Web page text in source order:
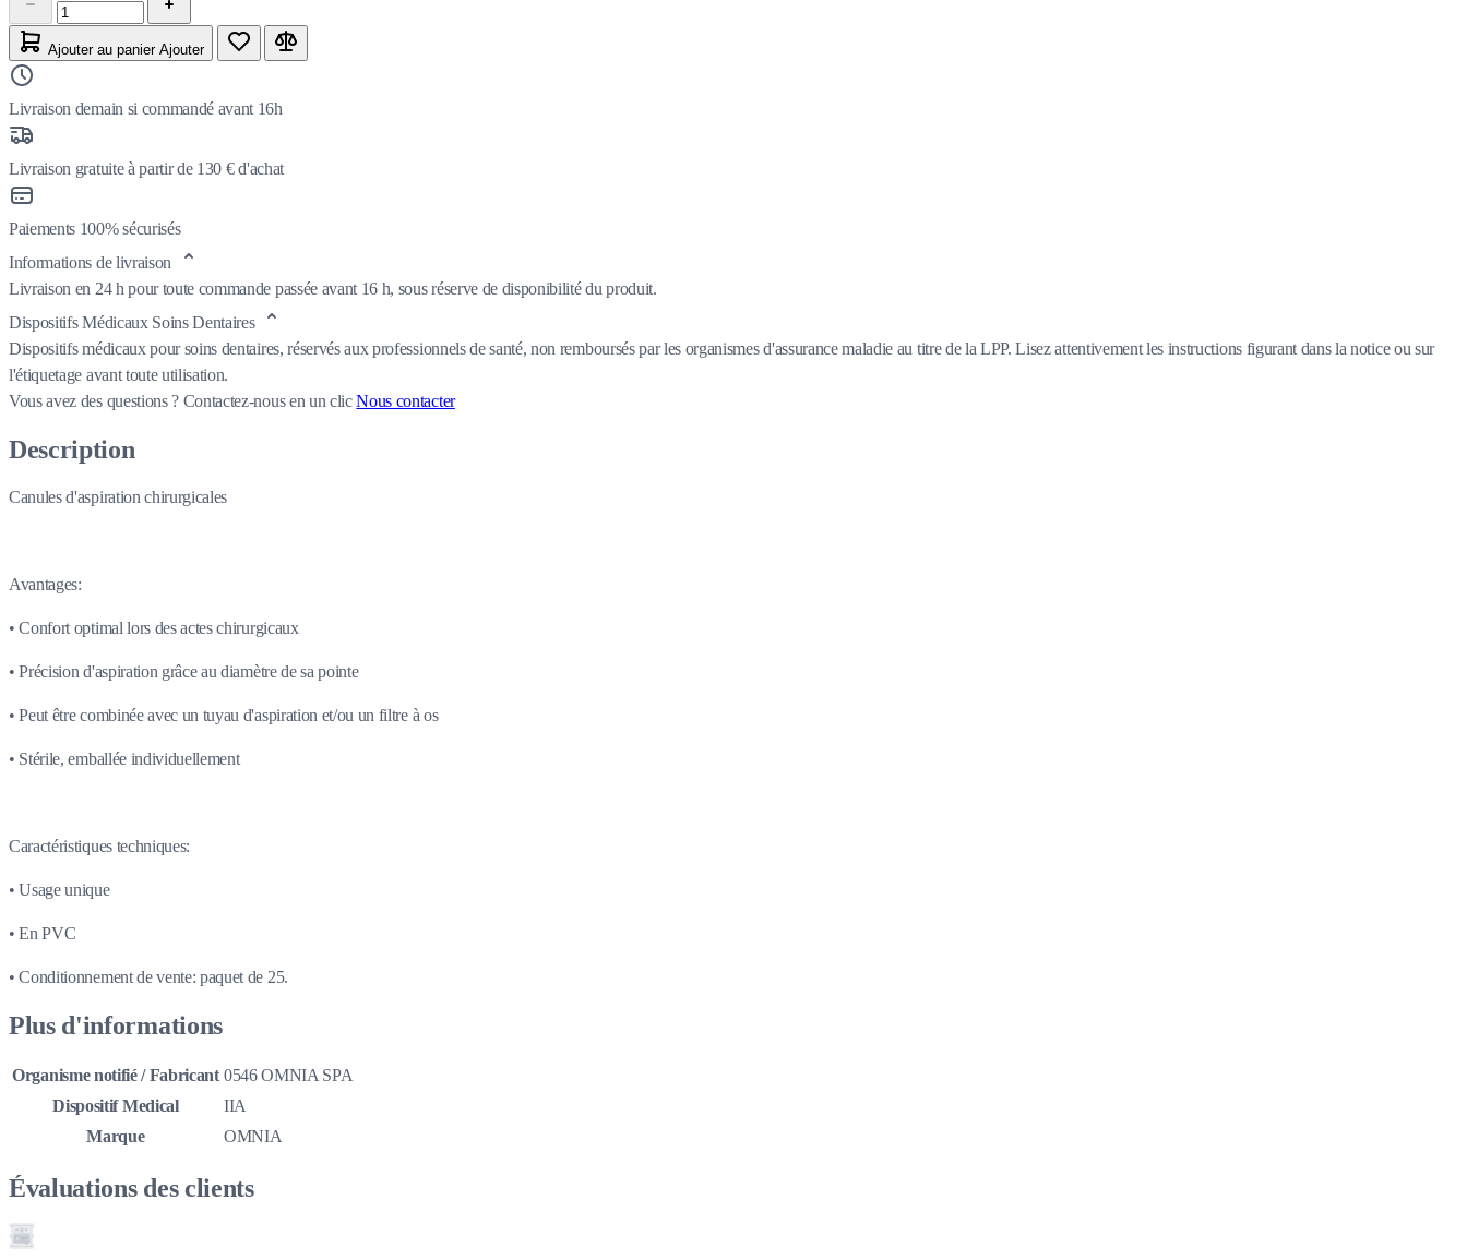
Ajouter au panier Ajouter
Livraison demain si commandé avant 16h
Livraison gratuite à partir de 130 € d'achat
Paiements 100% sécurisés
Informations de livraison
Livraison en 24 h pour toute commande passée avant 16 h, sous réserve de disponibilité du produit.
Dispositifs Médicaux Soins Dentaires
Dispositifs médicaux pour soins dentaires, réservés aux professionnels de santé, non remboursés par les organismes d'assurance maladie au titre de la LPP. Lisez attentivement les instructions figurant dans la notice ou sur
l'étiquetage avant toute utilisation.
Vous avez des questions ? Contactez-nous en un clicNous contacter
Description
Canules d'aspiration chirurgicales
Avantages:
• Confort optimal lors des actes chirurgicaux
• Précision d'aspiration grâce au diamètre de sa pointe
• Peut être combinée avec un tuyau d'aspiration et/ou un filtre à os
• Stérile, emballée individuellement
Caractéristiques techniques:
• Usage unique
• En PVC
• Conditionnement de vente: paquet de 25.
Plus d'informations
Organisme notifié / Fabricant 0546 OMNIA SPA
Dispositif Medical
IIA
Marque
OMNIA
Évaluations des clients